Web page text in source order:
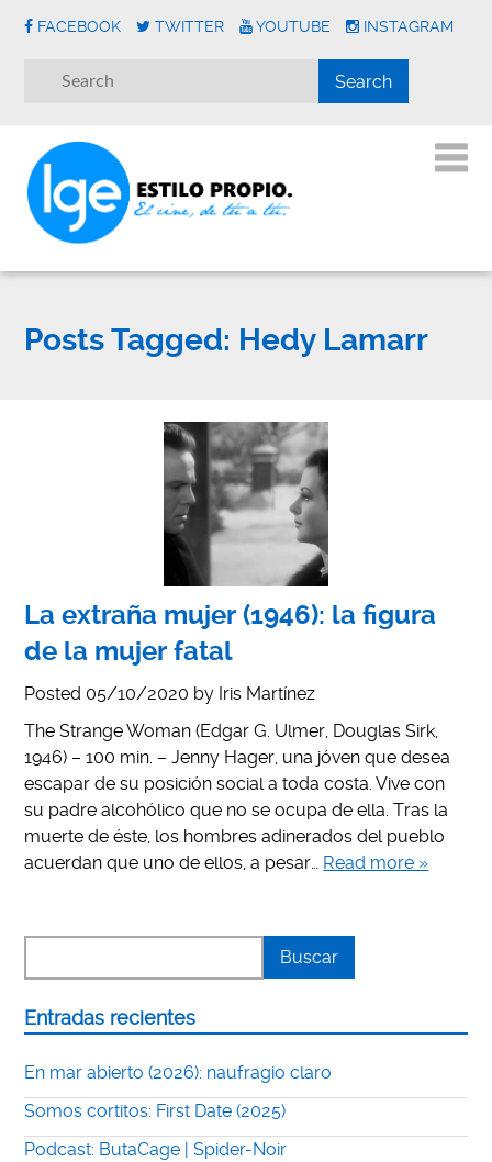
FACEBOOK TWITTER YOUTUBE INSTAGRAM
Posts Tagged: Hedy Lamarr
La extraña mujer (1946): la figura
de la mujer fatal
Posted 05/10/2020 by Iris Martínez
The Strange Woman (Edgar G. Ulmer, Douglas Sirk,
1946) – 100 min. – Jenny Hager, una jóven que desea
escapar de su posición social a toda costa. Vive con
su padre alcohólico que no se ocupa de ella. Tras la
muerte de éste, los hombres adinerados del pueblo
acuerdan que uno de ellos, a pesar… Read more »
Entradas recientes
En mar abierto (2026): naufragio claro
Somos cortitos: First Date (2025)
Podcast: ButaCage | Spider-Noir